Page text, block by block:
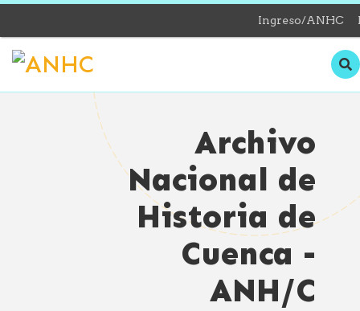
Ingreso/ANHC
Archivo
Nacional de
Historia de
Cuenca -
ANH/C